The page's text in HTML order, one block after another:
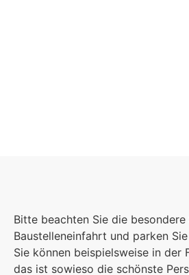
Bitte beachten Sie die
Baustelleneinfahrt und parken
Sie können beispielsweise in der
das ist sowieso die schönste